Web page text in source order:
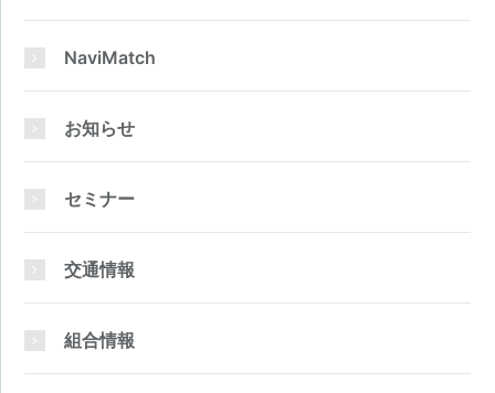
NaviMatch
お知らせ
セミナー
交通情報
組合情報